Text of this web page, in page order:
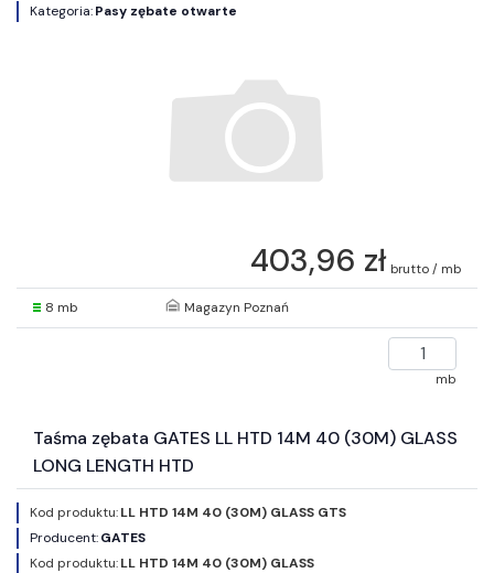
Kategoria:Pasy zębate otwarte
403,96 zł brutto / mb
8 mb Magazyn Poznań
mb
Taśma zębata GATES LL HTD 14M 40 (30M) GLASS
LONG LENGTH HTD
Kod produktu:LL HTD 14M 40 (30M) GLASS GTS
Producent:GATES
Kod produktu:LL HTD 14M 40 (30M) GLASS